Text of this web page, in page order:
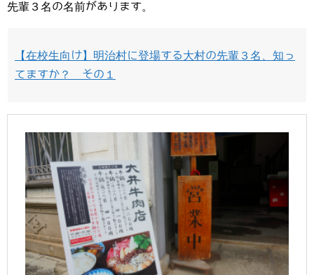
先輩３名の名前があります。
【在校生向け】明治村に登場する大村の先輩３名、知っ
てますか？ その１